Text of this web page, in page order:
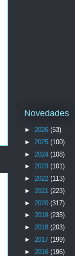
Novedades
► 2026 (53)
► 2025 (100)
► 2024 (108)
► 2023 (101)
► 2022 (113)
► 2021 (223)
► 2020 (317)
► 2019 (235)
► 2018 (203)
► 2017 (199)
► 2016 (196)